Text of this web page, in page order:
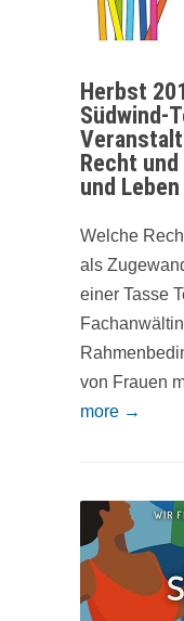
Herbst
Südwind-
Recht
und
Welche
als
einer Tasse
von Frauen
more →